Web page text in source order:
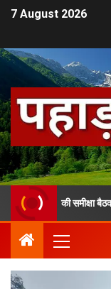
7 August 2026
ने की समीक्षा बैठक